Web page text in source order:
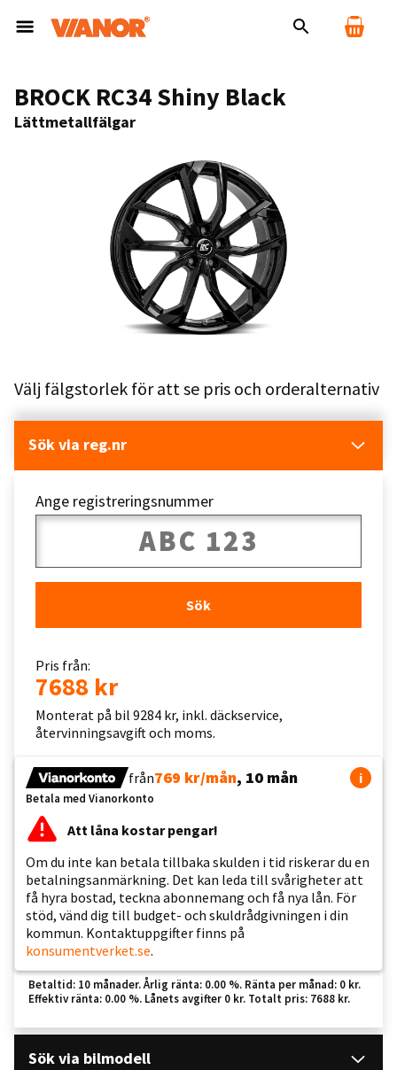
BROCK RC34 Shiny Black
Lättmetallfälgar
Välj fälgstorlek för att se pris och orderalternativ
Sök via reg.nr
Ange registreringsnummer
Sök
Pris från:
7688 kr
Monterat på bil 9284 kr, inkl. däckservice,
återvinningsavgift och moms.
från769 kr/mån, 10 mån i
Betala med Vianorkonto
Att låna kostar pengar!
Om du inte kan betala tillbaka skulden i tid riskerar du en
betalningsanmärkning. Det kan leda till svårigheter att
få hyra bostad, teckna abonnemang och få nya lån. För
stöd, vänd dig till budget- och skuldrådgivningen i din
kommun. Kontaktuppgifter finns på
konsumentverket.se.
Betaltid: 10 månader. Årlig ränta: 0.00 %. Ränta per månad: 0 kr.
Effektiv ränta: 0.00 %. Lånets avgifter 0 kr. Totalt pris: 7688 kr.
Sök via bilmodell